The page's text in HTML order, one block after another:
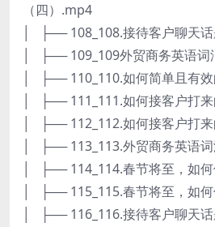
（四）.mp4
│ ├── 108_108.接待客户聊天
│ ├── 109_109外贸商务英语
│ ├── 110_110.如何简单且有
│ ├── 111_111.如何接客户打
│ ├── 112_112.如何接客户打
│ ├── 113_113.外贸商务英语
│ ├── 114_114.春节将至，如
│ ├── 115_115.春节将至，如
│ ├── 116_116.接待客户聊天